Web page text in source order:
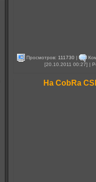
Просмотров: 111730 |
[20.10.2011 00:27] |
На CobRa